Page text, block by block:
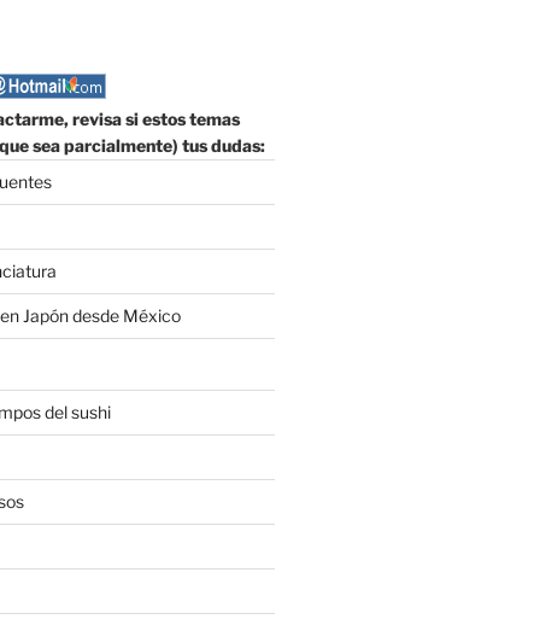
revisa si estos temas
sea parcialmente) tus dudas:
Japón desde México
del sushi